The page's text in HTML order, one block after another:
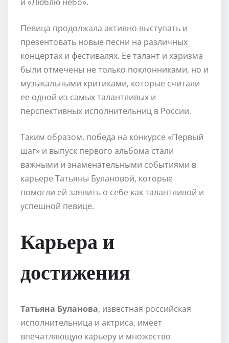
Певица продолжала активно выступать и
презентовать новые песни на различных
концертах и фестивалях. Ее талант и харизма
были отмечены не только поклонниками, но и
музыкальными критиками, которые считали
ее одной из самых талантливых и
перспективных исполнительниц в России.
Таким образом, победа на конкурсе «Первый
шаг» и выпуск первого альбома стали
важными и знаменательными событиями в
карьере Татьяны Булановой, которые
помогли ей заявить о себе как талантливой и
успешной певице.
Карьера и
достижения
Татьяна Буланова, известная российская
исполнительница и актриса, имеет
впечатляющую карьеру и множество